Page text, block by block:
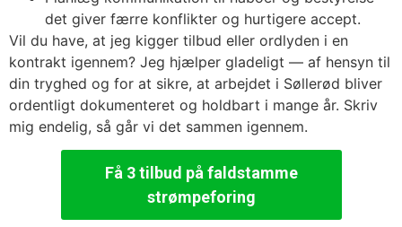
det giver færre konflikter og hurtigere accept.
Vil du have, at jeg kigger tilbud eller ordlyden i en
kontrakt igennem? Jeg hjælper gladeligt — af hensyn til
din tryghed og for at sikre, at arbejdet i Søllerød bliver
ordentligt dokumenteret og holdbart i mange år. Skriv
mig endelig, så går vi det sammen igennem.
Få 3 tilbud på faldstamme
strømpeforing